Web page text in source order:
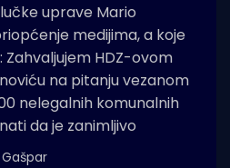
uprave Mario
medijima, a koje
Zahvaljujem HDZ-ovom
na pitanju vezanom
nelegalnih komunalnih
da je zanimljivo